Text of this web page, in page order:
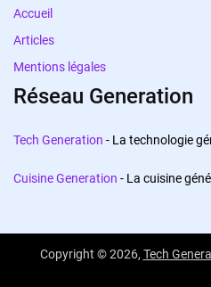
Accueil
Articles
Mentions légales
Réseau Generation
Tech Generation - La technologie
Cuisine Generation - La cuisine
Copyright © 2026, Tech